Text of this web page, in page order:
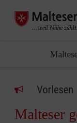
Vorlesen
Malteser